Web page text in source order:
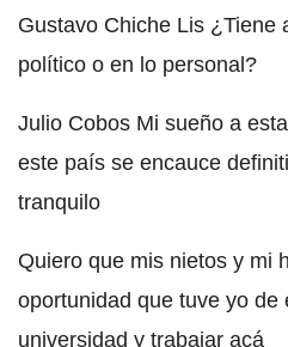
Gustavo Chiche Lis ¿Tiene
político o en lo personal?
Julio Cobos Mi sueño a
este país se encauce
tranquilo
Quiero que mis nietos y mi
oportunidad que tuve yo de
universidad y trabajar acá